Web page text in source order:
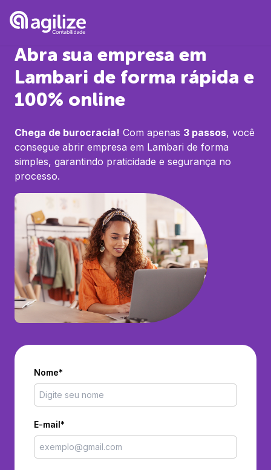
Abra sua empresa em
Lambari de forma rápida e
100% online
Chega de burocracia! Com apenas 3 passos, você
consegue abrir empresa em Lambari de forma
simples, garantindo praticidade e segurança no
processo.
Nome*
E-mail*